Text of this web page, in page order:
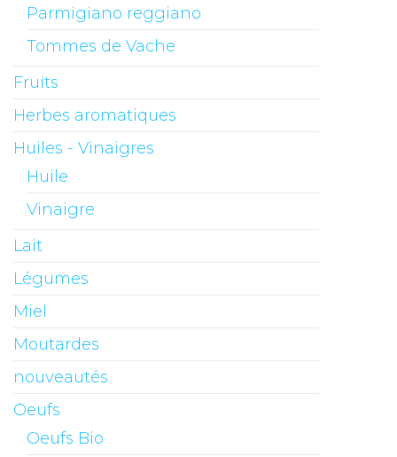
Parmigiano reggiano
Tommes de Vache
Fruits
Herbes aromatiques
Huiles - Vinaigres
Huile
Vinaigre
Lait
Légumes
Miel
Moutardes
nouveautés
Oeufs
Oeufs Bio